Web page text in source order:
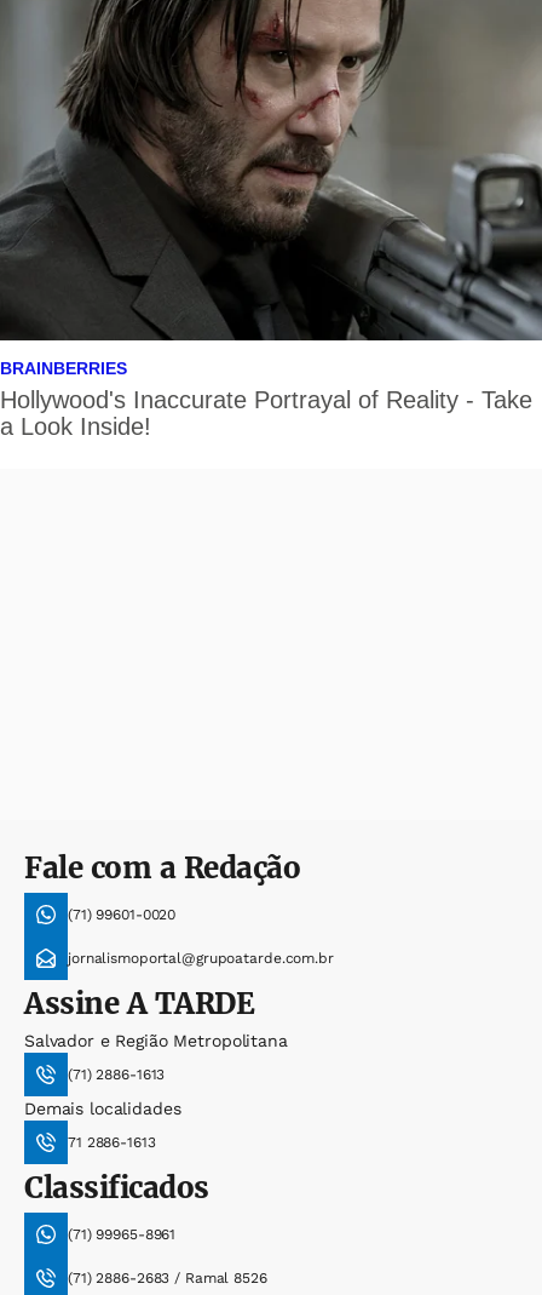
Fale com a Redação
(71) 99601-0020
jornalismoportal@grupoatarde.com.br
AssineA TARDE
Salvador e Região Metropolitana
(71) 2886-1613
Demais localidades
71 2886-1613
Classificados
(71) 99965-8961
(71) 2886-2683 / Ramal 8526